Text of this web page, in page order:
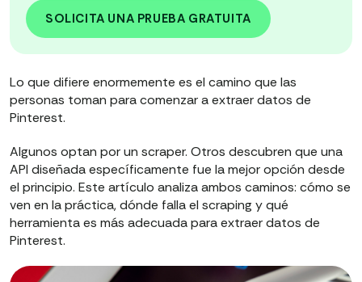
SOLICITA UNA PRUEBA GRATUITA
Lo que difiere enormemente es el camino que las
personas toman para comenzar a extraer datos de
Pinterest.
Algunos optan por un scraper. Otros descubren que una
API diseñada específicamente fue la mejor opción desde
el principio. Este artículo analiza ambos caminos: cómo se
ven en la práctica, dónde falla el scraping y qué
herramienta es más adecuada para extraer datos de
Pinterest.